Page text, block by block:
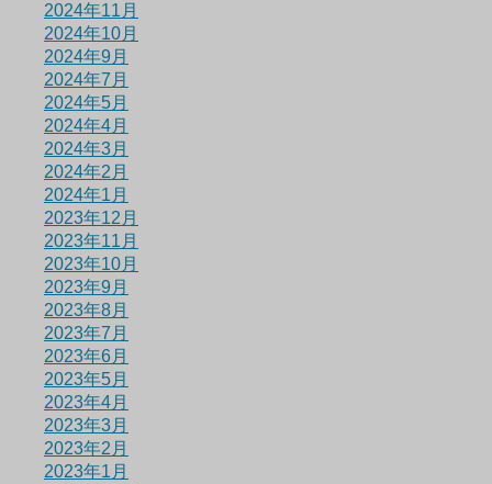
2024年11月
2024年10月
2024年9月
2024年7月
2024年5月
2024年4月
2024年3月
2024年2月
2024年1月
2023年12月
2023年11月
2023年10月
2023年9月
2023年8月
2023年7月
2023年6月
2023年5月
2023年4月
2023年3月
2023年2月
2023年1月